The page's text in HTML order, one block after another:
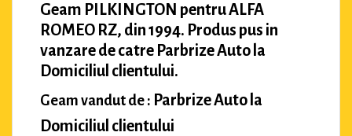
Geam PILKINGTON pentru ALFA
ROMEO RZ, din 1994. Produs pus in
vanzare de catre Parbrize Auto la
Domiciliul clientului.
Geam vandut de : Parbrize Auto la
Domiciliul clientului